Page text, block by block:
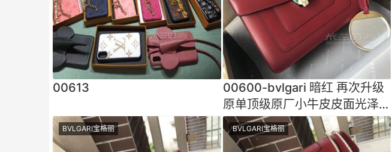
00613
00600-bvlgari 暗红 再次升级
原单顶级原厂小牛皮皮面光泽细
腻 手感软中带硬 立体
BVLGARI宝格丽 BVLGARI宝格丽